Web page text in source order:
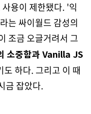
용이 제한됐다. '익
는 싸이월드 감성의
조금 오글거려서 그
소중함과 Vanilla JS
하다. 그리고 이 때
금 잡았다.